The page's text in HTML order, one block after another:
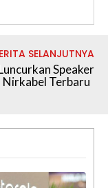
SELANJUTNYA
Speaker
Nirkabel Terbaru